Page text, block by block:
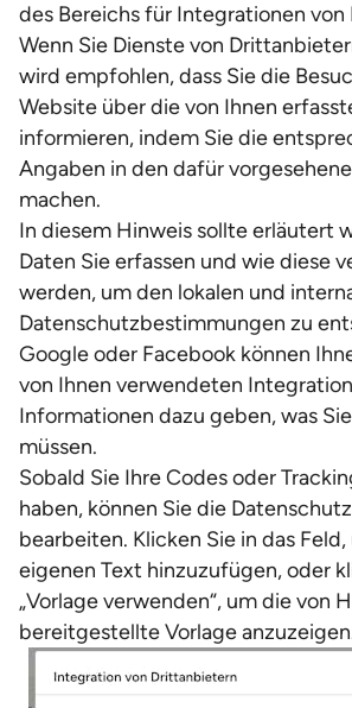
des Bereichs für Integrationen
Wenn Sie Dienste von
wird empfohlen, dass Sie die
Website über die von Ihnen
informieren, indem Sie die
Angaben in den dafür
machen.
In diesem Hinweis sollte erläutert
Daten Sie erfassen und wie diese
werden, um den lokalen und
Datenschutzbestimmungen zu
Google oder Facebook können
von Ihnen verwendeten
Informationen dazu geben, was
müssen.
Sobald Sie Ihre Codes oder
haben, können Sie die
bearbeiten. Klicken Sie in das
eigenen Text hinzuzufügen, oder
„Vorlage verwenden“, um die von
bereitgestellte Vorlage